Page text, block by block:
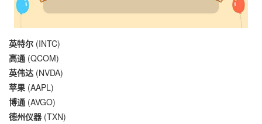
英特尔 (INTC)
高通 (QCOM)
英伟达 (NVDA)
苹果 (AAPL)
博通 (AVGO)
德州仪器(TXN)